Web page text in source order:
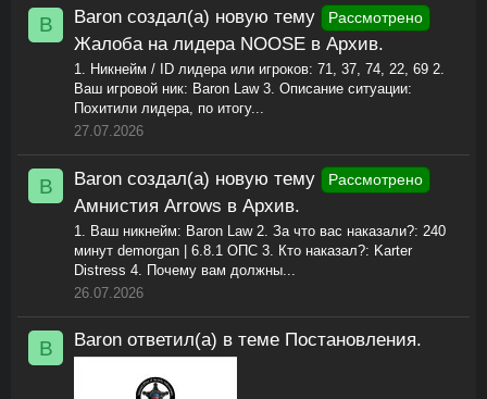
B Baron создал(а) новую тему Рассмотрено
Жалоба на лидера NOOSE в Архив.
1. Никнейм / ID лидера или игроков: 71, 37, 74, 22, 69 2.
Ваш игровой ник: Baron Law 3. Описание ситуации:
Похитили лидера, по итогу...
27.07.2026
B Baron создал(а) новую тему Рассмотрено
Амнистия Arrows в Архив.
1. Ваш никнейм: Baron Law 2. За что вас наказали?: 240
минут demorgan | 6.8.1 ОПС 3. Кто наказал?: Karter
Distress 4. Почему вам должны...
26.07.2026
B Baron ответил(а) в теме Постановления.